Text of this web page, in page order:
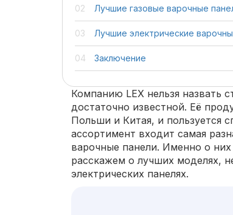
Лучшие газовые варочные
Лучшие электрические
Заключение
Компанию LEX нельзя назвать
достаточно известной. Её
Польши и Китая, и пользуется
ассортимент входит самая
варочные панели. Именно о
расскажем о лучших моделях,
электрических панелях.